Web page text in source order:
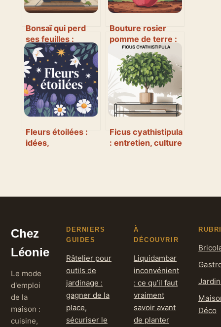
Bonsaï qui perd
ses feuilles :
causes, solutions
et gestes
d’urgence
Bouture rosier
pomme de terre :
mythe, méthode et
vraies alternatives
Fleurs étoilées :
idées,
Ficus cyathistipula
: entretien, culture
Chez
Léonie
Le mode
d'emploi
de la
maison :
cuisine,
DERNIERS
GUIDES
Râtelier pour
outils de
jardinage :
gagner de la
place,
sécuriser le
À
DÉCOUVRIR
Liquidambar
inconvénient
: ce qu’il faut
vraiment
savoir avant
de planter
Déco